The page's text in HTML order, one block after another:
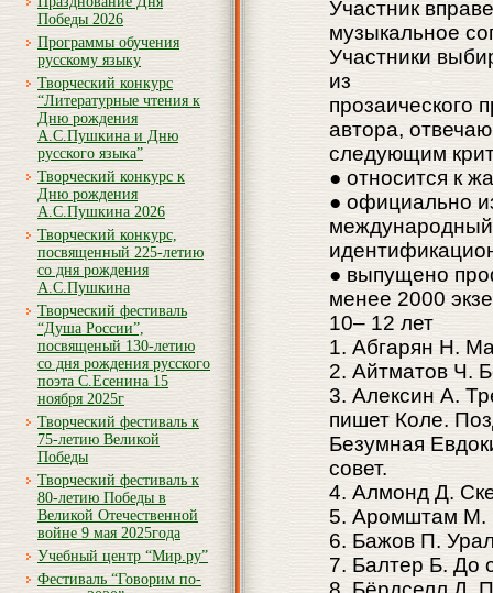
Победы 2026
Программы обучения
русскому языку
Творческий конкурс
“Литературные чтения к
Дню рождения
А.С.Пушкина и Дню
русского языка”
Творческий конкурс к
Дню рождения
А.С.Пушкина 2026
Творческий конкурс,
посвященный 225-летию
со дня рождения
А.С.Пушкина
Творческий фестиваль
“Душа России”,
посвященый 130-летию
со дня рождения русского
поэта С.Есенина 15
ноября 2025г
Творческий фестиваль к
75-летию Великой
Победы
Творческий фестиваль к
80-летию Победы в
Великой Отечественной
войне 9 мая 2025года
Учебный центр “Мир.ру”
Фестиваль “Говорим по-
Участник
музыкальное
Участники
из
прозаического
автора,
следующим
● относится к
● официально
международный
● выпущено
менее 2000
10– 12 лет
1. Абгарян Н.
2. Айтматов Ч.
3. Алексин А.
пишет Коле.
Безумная
совет.
4. Алмонд Д.
5. Аромштам М.
6. Бажов П.
7. Балтер Б. До